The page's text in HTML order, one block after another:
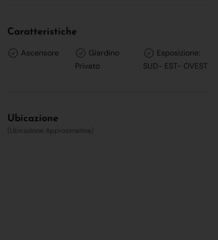
Caratteristiche
Ascensore
Giardino
Privato
Esposizione:
SUD- EST- OVEST
Ubicazione
(Ubicazione Approsimativa)